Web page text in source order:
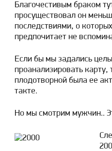
Благочестивым браком
просуществовал он
последствиями, о
предпочитает не
Если бы мы задались
проанализировать
плодотворной была ее
такте.
Но мы смотрим мужчин..